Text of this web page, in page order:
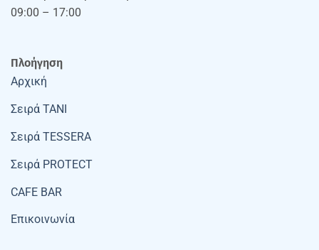
09:00 – 17:00
Πλοήγηση
Αρχική
Σειρά TANI
Σειρά TESSERA
Σειρά PROTECT
CAFE BAR
Επικοινωνία